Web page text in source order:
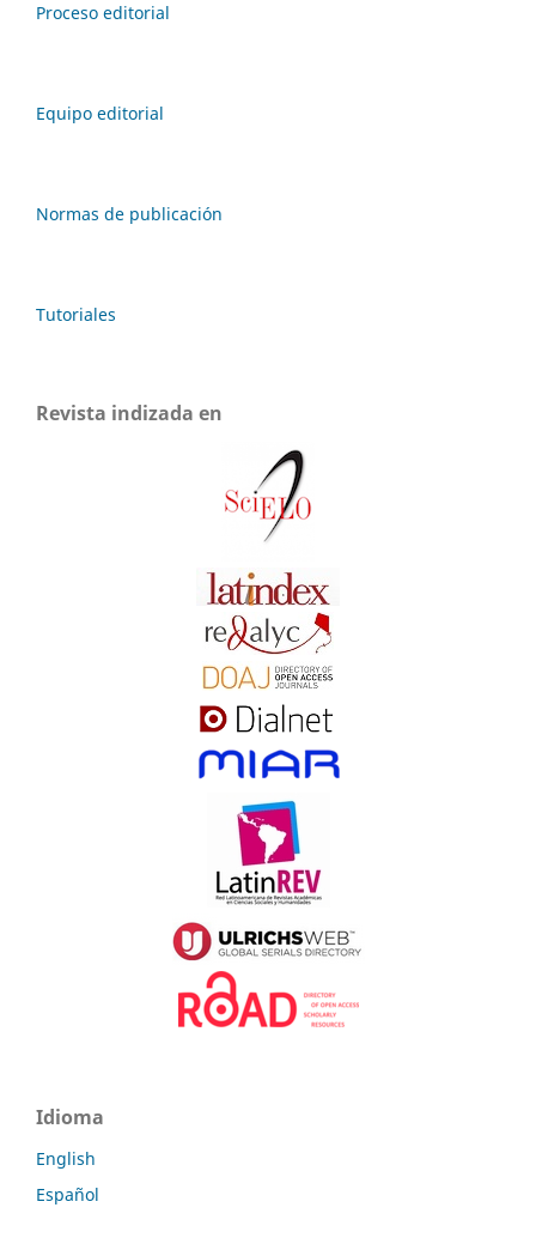
Proceso editorial
Equipo editorial
Normas de publicación
Tutoriales
Revista indizada en
Idioma
English
Español